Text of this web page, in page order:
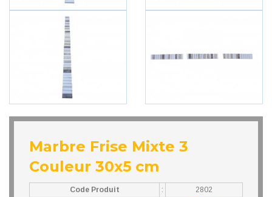
Marbre Frise Mixte 3
Couleur 30x5 cm
Code Produit :
2802